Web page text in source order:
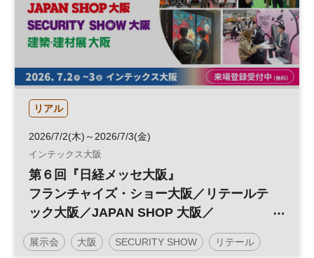
リアル
2026/7/2(木)～2026/7/3(金)
インテックス大阪
第６回『日経メッセ大阪』
フランチャイズ・ショー大阪／リテールテ
ック大阪／JAPAN SHOP 大阪／
SECURITY SHOW 大阪／建築・建材展大
阪
展示会 大阪 SECURITY SHOW リテール